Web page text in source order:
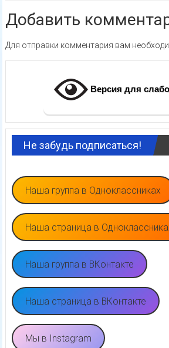
Добавить
Для отправки комментария вам
Версия для
Не забудь подписаться!
Наша группа в Одноклассниках
Наша страница в
Наша группа в ВКонтакте
Наша страница в ВКонтакте
Мы в Instagram